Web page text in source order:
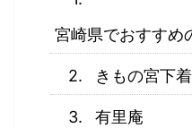
宮崎県でおすすめ
きもの宮下
有里庵